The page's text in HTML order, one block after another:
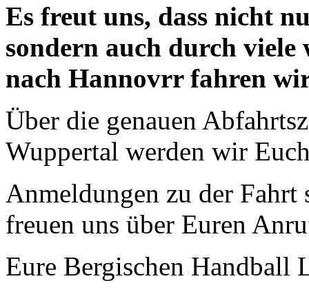
Es freut uns, dass nicht
sondern auch durch viele
nach Hannovrr fahren
Über die genauen
Wuppertal werden wir
Anmeldungen zu der
freuen uns über Euren
Eure Bergischen Handball